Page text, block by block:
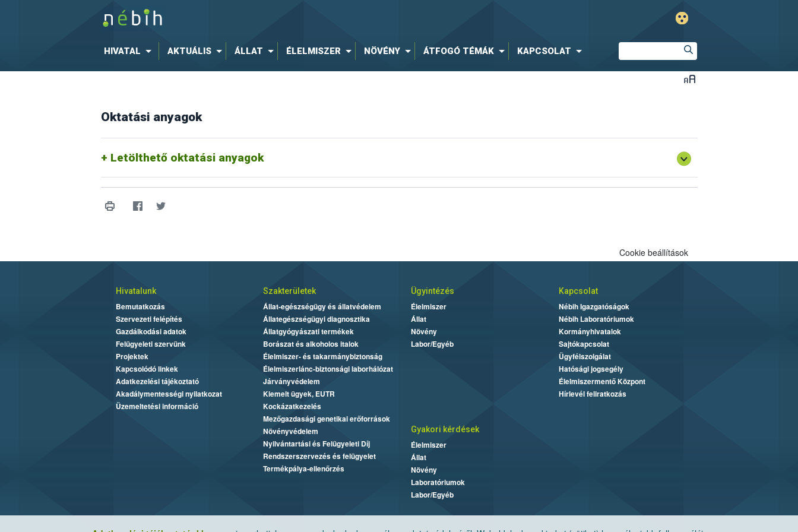
HIVATAL AKTUÁLIS ÁLLAT ÉLELMISZER NÖVÉNY ÁTFOGÓ TÉMÁK KAPCSOLAT
Oktatási anyagok
Letölthető oktatási anyagok
Cookie beállítások
Hivatalunk
Bemutatkozás
Szervezeti felépítés
Gazdálkodási adatok
Felügyeleti szervünk
Projektek
Kapcsolódó linkek
Adatkezelési tájékoztató
Akadálymentességi nyilatkozat
Üzemeltetési információ
Szakterületek
Állat-egészségügy és állatvédelem
Állategészségügyi diagnosztika
Állatgyógyászati termékek
Borászat és alkoholos italok
Élelmiszer- és takarmánybiztonság
Élelmiszerlánc-biztonsági laborhálózat
Járványvédelem
Kiemelt ügyek, EUTR
Kockázatkezelés
Mezőgazdasági genetikai erőforrások
Növényvédelem
Nyilvántartási és Felügyeleti Díj
Rendszerszervezés és felügyelet
Termékpálya-ellenőrzés
Ügyintézés
Élelmiszer
Állat
Növény
Labor/Egyéb
Kapcsolat
Nébih Igazgatóságok
Nébih Laboratóriumok
Kormányhivatalok
Sajtókapcsolat
Ügyfélszolgálat
Hatósági jogsegély
Élelmiszermentő Központ
Hírlevél feliratkozás
Gyakori kérdések
Élelmiszer
Állat
Növény
Laboratóriumok
Labor/Egyéb